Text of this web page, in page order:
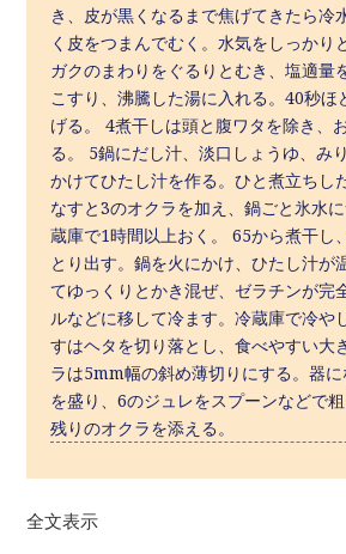
き、皮が黒くなるまで焦げてきたら冷
く皮をつまんでむく。水気をしっかり
ガクのまわりをぐるりとむき、塩適量
こすり、沸騰した湯に入れる。40秒ほ
げる。 4煮干しは頭と腹ワタを除き、
る。 5鍋にだし汁、淡口しょうゆ、み
かけてひたし汁を作る。ひと煮立ちし
なすと3のオクラを加え、鍋ごと氷水
蔵庫で1時間以上おく。 65から煮干し
とり出す。鍋を火にかけ、ひたし汁が
てゆっくりとかき混ぜ、ゼラチンが完
ルなどに移して冷ます。冷蔵庫で冷や
すはヘタを切り落とし、食べやすい大
ラは5mm幅の斜め薄切りにする。器
を盛り、6のジュレをスプーンなどで粗
残りのオクラを添える。
全文表示